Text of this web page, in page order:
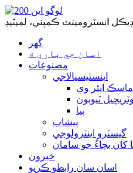
گھر
اسان جي باري ۾
مصنوعات
اينسٿيسيالاجي
ماسڪ ايئر وي
ٽيوبون
ٻيا
پيشاب
گيسٽرو اينٽرولوجي
کان بچاءُ جو سامان
خبرون
اسان سان رابطو ڪريو